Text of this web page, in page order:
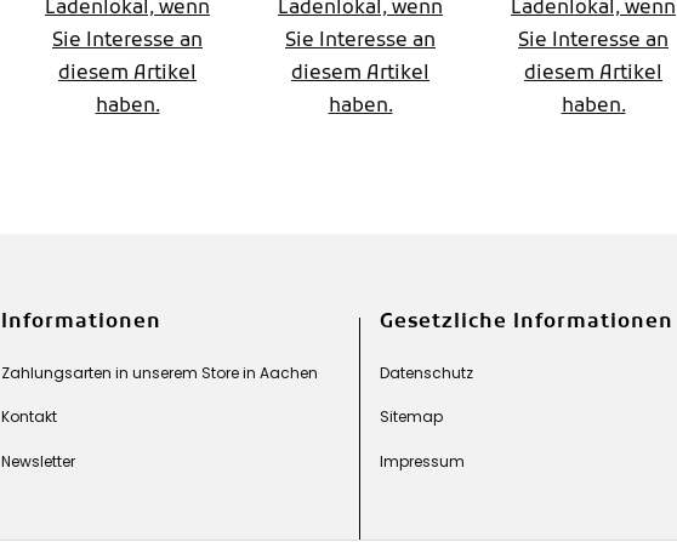
fach
Gruppe,Mod.
2026
Ladenlokal, wenn
Sie Interesse an
diesem Artikel
haben.
2026
Ladenlokal, wenn
Sie Interesse an
diesem Artikel
haben.
fach
Gruppe,Mod.
2026
Ladenlokal, wenn
Sie Interesse an
diesem Artikel
haben.
Informationen
Zahlungsarten in unserem Store in Aachen
Kontakt
Newsletter
Gesetzliche Informationen
Datenschutz
Sitemap
Impressum